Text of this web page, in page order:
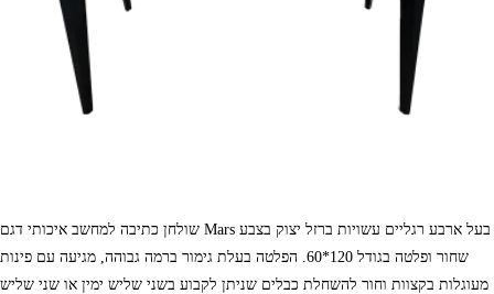
שולחן כתיבה למחשב איכותי דגם Mars בעל ארבע רגליים עשויות ברזל יצוק בצבע
שחור ופלטה בגודל 120*60. הפלטה בעלת גימור ברמה גבוהה, מגיעה עם פינות
מעוגלות בקצוות וחור להשחלת כבלים שניתן לקבוע בשני שליש ימין או שני שליש